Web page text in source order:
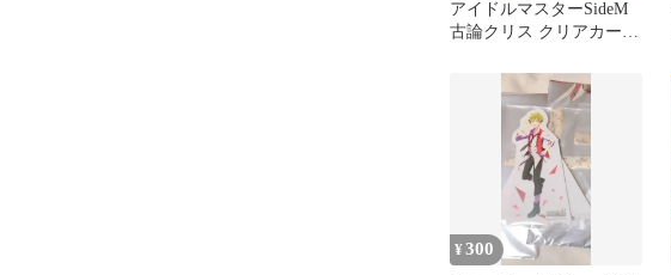
アイドルマスターSideM
古論クリス クリアカード
¥300